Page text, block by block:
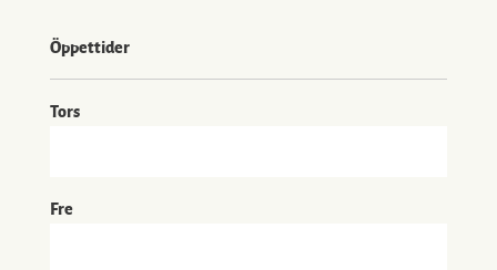
Öppettider
Tors
Fre